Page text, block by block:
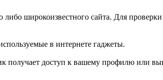
широкоизвестного сайта. Для
в интернете гаджеты.
получает доступ к вашему профилю или